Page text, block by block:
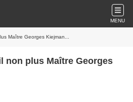
MENU
Maître Georges Kiejman...
non plus Maître Georges